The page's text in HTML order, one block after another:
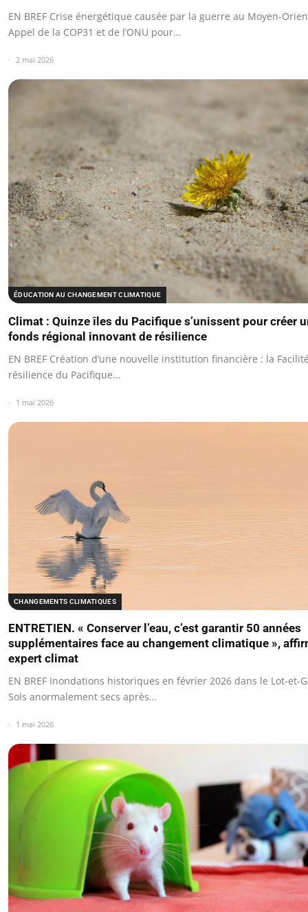
EN BREF Crise énergétique causée par la guerre au Moyen-
Appel de la COP31 et de l’ONU pour…
2 mai 2026
ÉDUCATION AU CHANGEMENT CLIMATIQUE
Climat : Quinze îles du Pacifique s’unissent pour créer
fonds régional innovant de résilience
EN BREF Création d’une nouvelle institution financière : la
résilience du Pacifique…
1 mai 2026
CHANGEMENTS CLIMATIQUES
ENTRETIEN. « Conserver l’eau, c’est garantir 50 années
supplémentaires face au changement climatique »,
expert climat
EN BREF Inondations historiques en février 2026 dans le Lot-et-
Sols anormalement secs après…
1 mai 2026